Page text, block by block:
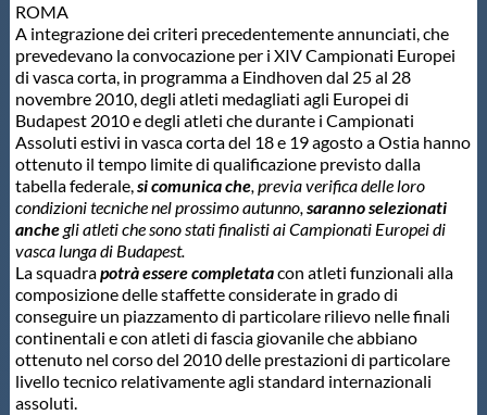
Protezione Civile
Qualità
Sostenibilità
Privacy
Cookie Policy
Archivio News
ROMA
A integrazione dei criteri precedentemente annunciati, che
prevedevano la convocazione per i XIV Campionati Europei
di vasca corta, in programma a Eindhoven dal 25 al 28
novembre 2010, degli atleti medagliati agli Europei di
Budapest 2010 e degli atleti che durante i Campionati
Assoluti estivi in vasca corta del 18 e 19 agosto a Ostia hanno
ottenuto il tempo limite di qualificazione previsto dalla
tabella federale,si comunica che, previa verifica delle loro
condizioni tecniche nel prossimo autunno,saranno selezionati
anchegli atleti che sono stati finalisti ai Campionati Europei di
vasca lunga di Budapest.
La squadrapotrà essere completatacon atleti funzionali alla
composizione delle staffette considerate in grado di
conseguire un piazzamento di particolare rilievo nelle finali
continentali e con atleti di fascia giovanile che abbiano
ottenuto nel corso del 2010 delle prestazioni di particolare
livello tecnico relativamente agli standard internazionali
assoluti.